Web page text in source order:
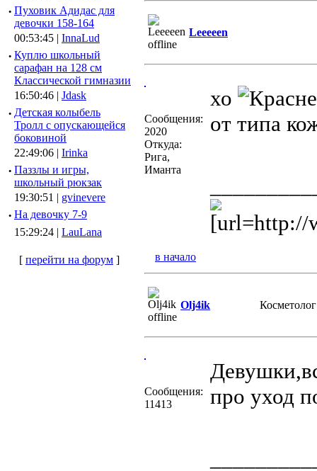
· Пуховик Адидас для
девочки 158-164
00:53:45 | InnaLud
· Куплю школьный
сарафан на 128 см
Классической гимназии
16:50:46 | Jdask
· Детская колыбель
Тролл с опускающейся
боковиной
22:49:06 | Irinka
· Паззлы и игры,
школьный рюкзак
19:30:51 | gvinevere
· Hа девочку 7-9
15:29:24 | LauLana
[ перейти на форум ]
Leeeeen
Сообщения:
2020
Откуда:
Рига,
Иманта
хо
от типа
[url=http://
в начало
Olj4ik Косметолог
Сообщения:
11413
про уход